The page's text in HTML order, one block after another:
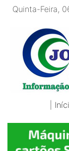
Quinta-Feira,